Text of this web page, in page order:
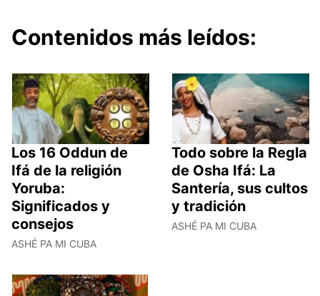
Contenidos más leídos:
Los 16 Oddun de
Ifá de la religión
Yoruba:
Significados y
consejos
ASHÉ PA MI CUBA
Todo sobre la Regla
de Osha Ifá: La
Santería, sus cultos
y tradición
ASHÉ PA MI CUBA